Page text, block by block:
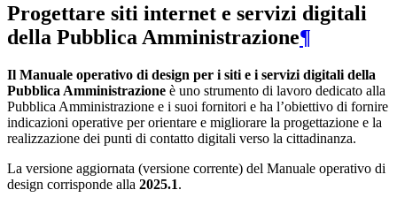
Progettare siti internet e servizi digitali
della Pubblica Amministrazione¶
Il Manuale operativo di design per i siti e i servizi digitali della
Pubblica Amministrazione è uno strumento di lavoro dedicato alla
Pubblica Amministrazione e i suoi fornitori e ha l’obiettivo di fornire
indicazioni operative per orientare e migliorare la progettazione e la
realizzazione dei punti di contatto digitali verso la cittadinanza.
La versione aggiornata (versione corrente) del Manuale operativo di
design corrisponde alla 2025.1.